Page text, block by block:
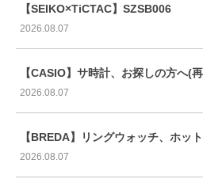
【SEIKO×TiCTAC】SZSB006
2026.08.07
【CASIO】サ時計、お探しの方へ(
2026.08.07
【BREDA】リングウォッチ、ホッ
2026.08.07